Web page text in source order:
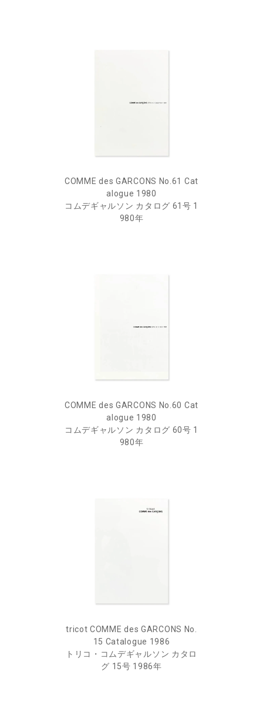
COMME des GARCONS No.61 Cat
alogue 1980
コムデギャルソン カタログ 61号 1
980年
COMME des GARCONS No.60 Cat
alogue 1980
コムデギャルソン カタログ 60号 1
980年
tricot COMME des GARCONS No.
15 Catalogue 1986
トリコ・コムデギャルソン カタロ
グ 15号 1986年